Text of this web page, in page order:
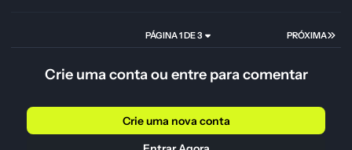
PRÓXIMA
PÁGINA 1 DE 3
Crie uma conta ou entre para comentar
Crie uma nova conta